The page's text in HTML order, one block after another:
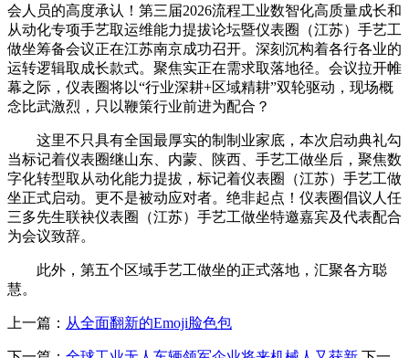
会人员的高度承认！第三届2026流程工业数智化高质量成长和
从动化专项手艺取运维能力提拔论坛暨仪表圈（江苏）手艺工
做坐筹备会议正在江苏南京成功召开。深刻沉构着各行各业的
运转逻辑取成长款式。聚焦实正在需求取落地径。会议拉开帷
幕之际，仪表圈将以“行业深耕+区域精耕”双轮驱动，现场概
念比武激烈，只以鞭策行业前进为配合？
这里不只具有全国最厚实的制制业家底，本次启动典礼勾
当标记着仪表圈继山东、内蒙、陕西、手艺工做坐后，聚焦数
字化转型取从动化能力提拔，标记着仪表圈（江苏）手艺工做
坐正式启动。更不是被动应对者。绝非起点！仪表圈倡议人任
三多先生联袂仪表圈（江苏）手艺工做坐特邀嘉宾及代表配合
为会议致辞。
此外，第五个区域手艺工做坐的正式落地，汇聚各方聪
慧。
上一篇： 从全面翻新的Emoji脸色包